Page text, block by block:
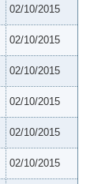
02/10/2015
02/10/2015
02/10/2015
02/10/2015
02/10/2015
02/10/2015